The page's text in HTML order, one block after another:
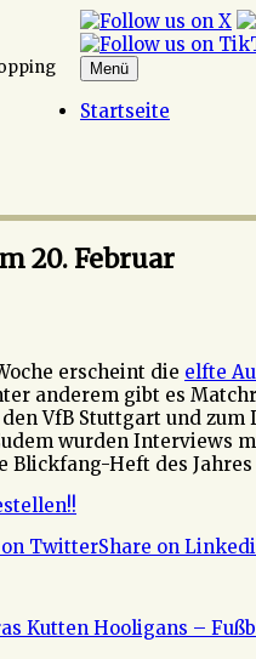
Menü
Startseite
20. Februar
erscheint die elfte
anderem gibt es
VfB Stuttgart und
wurden Interviews
Blickfang-Heft des Jahres
on TwitterShare on
Kutten Hooligans –